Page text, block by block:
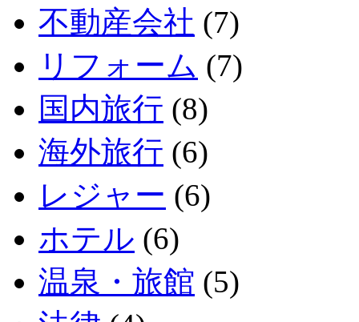
不動産会社 (7)
リフォーム (7)
国内旅行 (8)
海外旅行 (6)
レジャー (6)
ホテル (6)
温泉・旅館 (5)